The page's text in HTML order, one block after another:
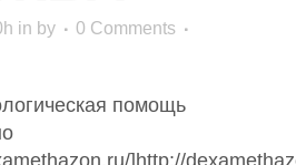
in by
0 Comments
помощь
]http://